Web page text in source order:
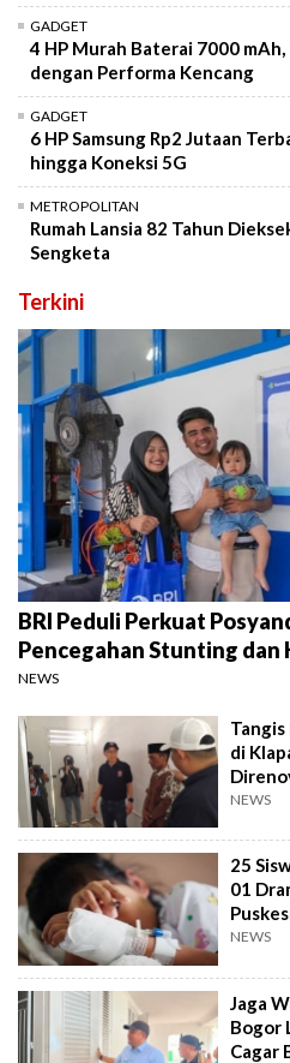
GADGET
4 HP Murah Baterai 7000
dengan Performa Kencang
GADGET
6 HP Samsung Rp2 Jutaan
hingga Koneksi 5G
METROPOLITAN
Rumah Lansia 82 Tahun
Sengketa
Terkini
BRI Peduli Perkuat
Pencegahan Stunting dan
NEWS
Tangis
di
NEWS
25
01
NEWS
Jaga
Bogor
Cagar